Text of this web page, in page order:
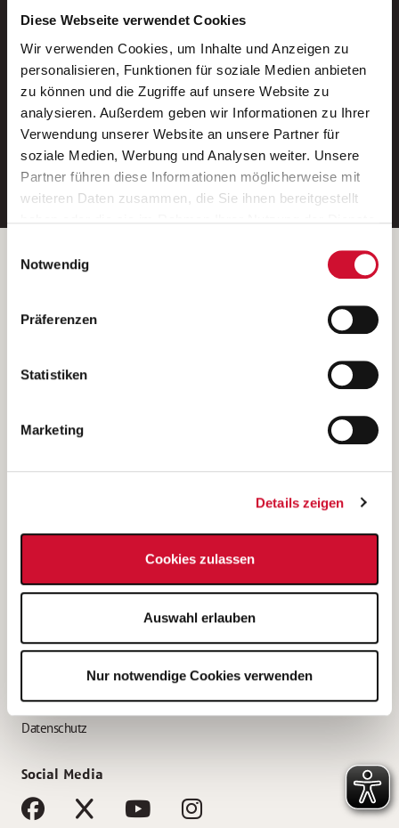
Diese Webseite verwendet Cookies
Wir verwenden Cookies, um Inhalte und Anzeigen zu
personalisieren, Funktionen für soziale Medien anbieten
zu können und die Zugriffe auf unsere Website zu
analysieren. Außerdem geben wir Informationen zu Ihrer
Verwendung unserer Website an unsere Partner für
soziale Medien, Werbung und Analysen weiter. Unsere
Partner führen diese Informationen möglicherweise mit
weiteren Daten zusammen, die Sie ihnen bereitgestellt
Wenn Sie auf „Cookies zulassen“ klicken, so stimmen
Sie der Speicherung sämtlicher Cookies zu. Sie können
Ihre Einwilligung selbstverständlich jederzeit widerrufen,
indem Sie die Cookie-Einstellungen aufrufen und diese
unsererDatenschutzerklärung
Notwendig
Präferenzen
Statistiken
Marketing
Details zeigen
Cookies zulassen
Auswahl erlauben
Nur notwendige Cookies verwenden
Neue Stellen per E-Mail.
Ein kostenloser Service von AWO
Jobs.
E-Mail-Adresse eintragen
Betreiber der Webseite
Kantstraße 45a
(Ein Tochterunternehmen des AWO Bezirksverbandes Unterfranken
e.V.)
Bewerbung als Altenpflegehelfer*in
Bewerbung als Erzieher*in
AWO Gliederungen nach Bundesland
Impressum
Datenschutz
Social Media